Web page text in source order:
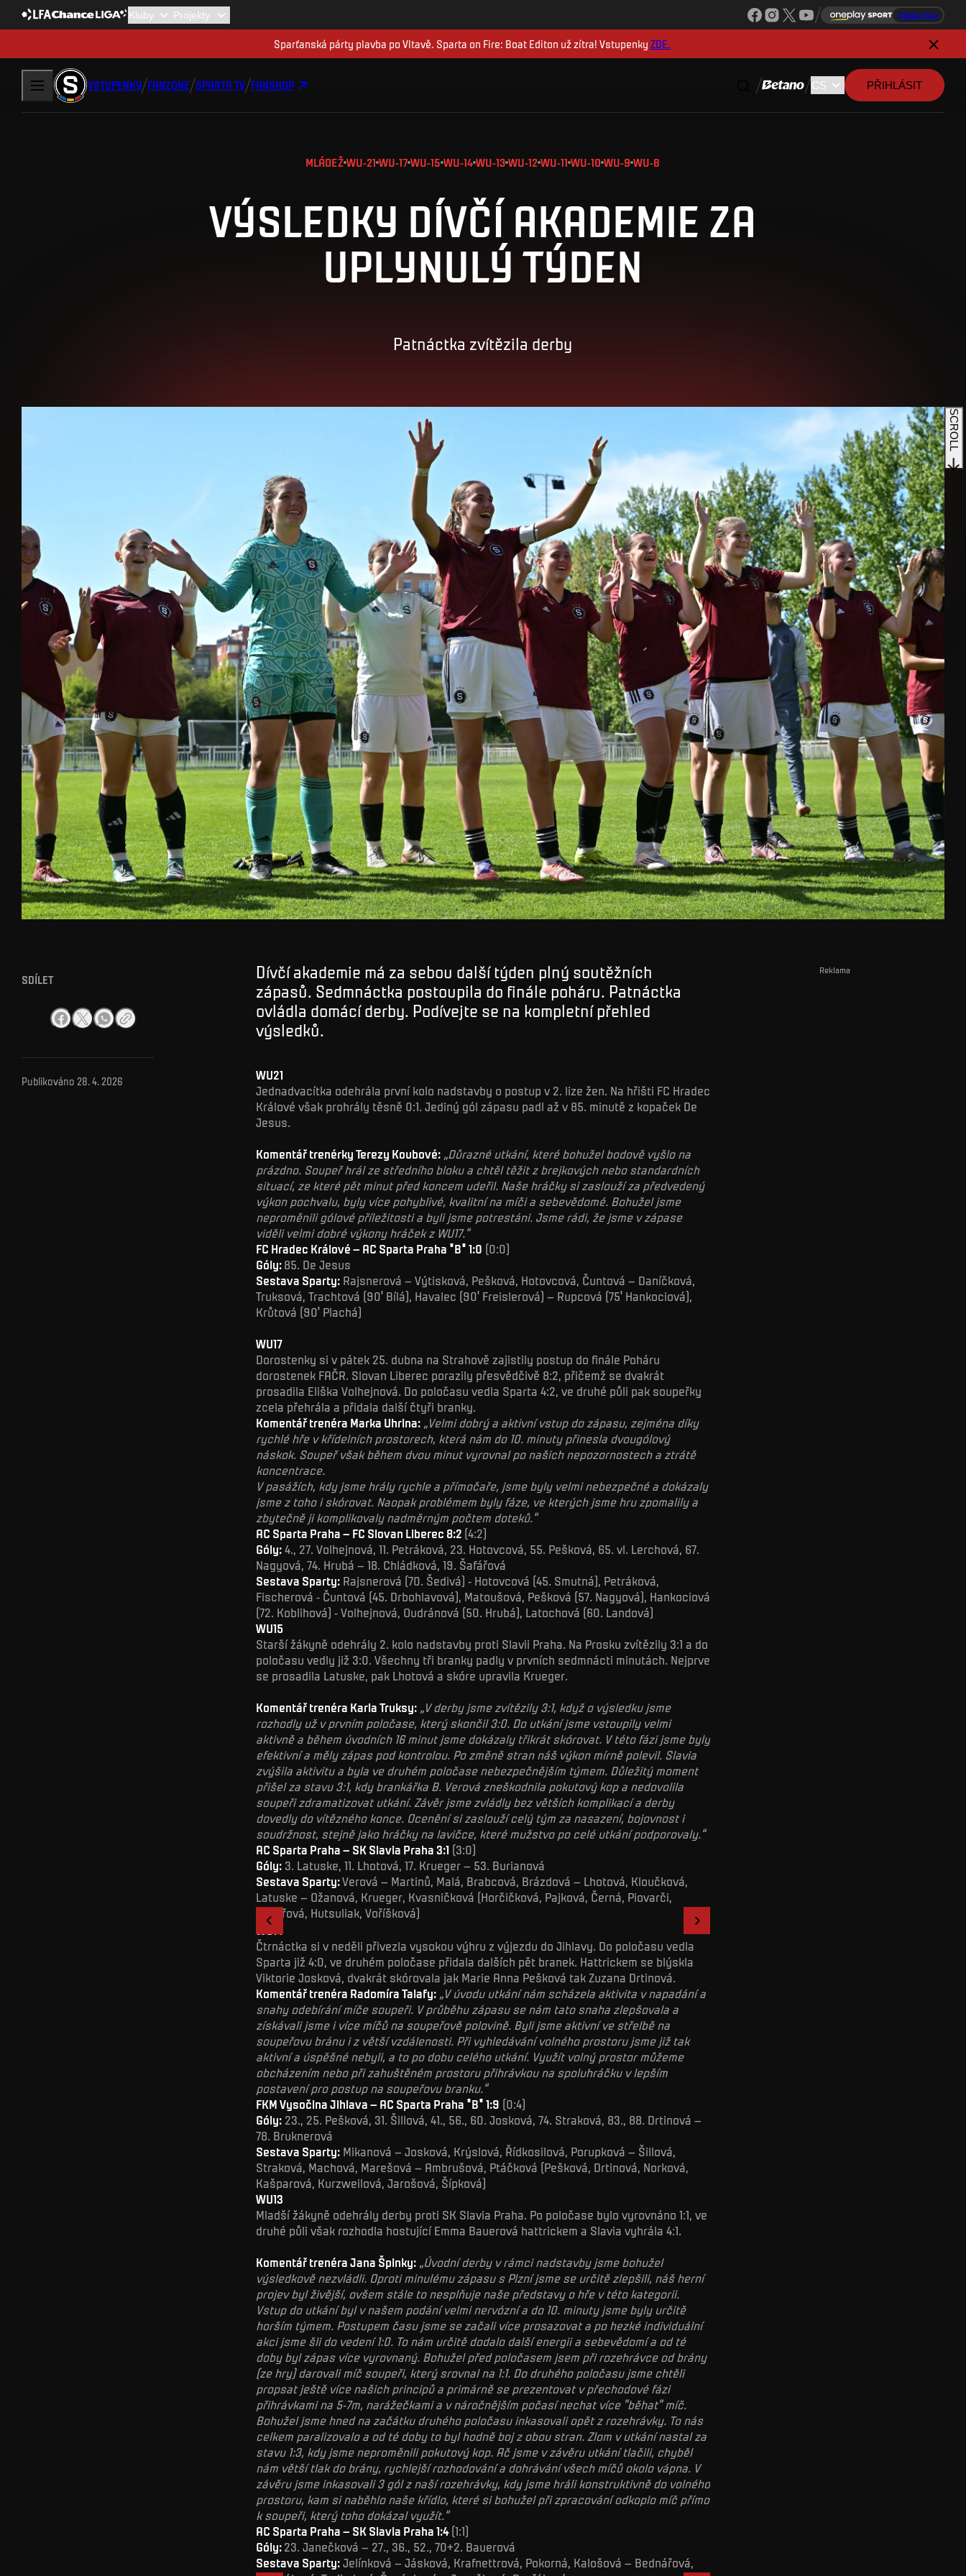
Sleduj ligu
Sparťanská párty plavba po Vltavě. Sparta on Fire: Boat Editon už zítra! Vstupenky ZDE.
VSTUPENKY FANZONE SPARTA TV FANSHOP PŘIHLÁSIT
MLÁDEŽ WU-21 WU-17 WU-15 WU-14 WU-13 WU-12 WU-11 WU-10 WU-9 WU-8
VÝSLEDKY DÍVČÍ AKADEMIE ZA
UPLYNULÝ TÝDEN
Patnáctka zvítězila derby
SCROLL
SDÍLET
Publikováno 28. 4. 2026
Dívčí akademie má za sebou další týden plný soutěžních
zápasů. Sedmnáctka postoupila do finále poháru. Patnáctka
ovládla domácí derby. Podívejte se na kompletní přehled
výsledků.
WU21
Jednadvacítka odehrála první kolo nadstavby o postup v 2. lize žen. Na hřišti FC Hradec
Králové však prohrály těsně 0:1. Jediný gól zápasu padl až v 85. minutě z kopaček De
Jesus.
Komentář trenérky Terezy Koubové: „Důrazné utkání, které bohužel bodově vyšlo na
prázdno. Soupeř hrál ze středního bloku a chtěl těžit z brejkových nebo standardních
situací, ze které pět minut před koncem udeřil. Naše hráčky si zaslouží za předvedený
výkon pochvalu, byly více pohyblivé, kvalitní na míči a sebevědomé. Bohužel jsme
neproměnili gólové příležitosti a byli jsme potrestáni. Jsme rádi, že jsme v zápase
viděli velmi dobré výkony hráček z WU17.“
FC Hradec Králové – AC Sparta Praha "B" 1:0 (0:0)
Góly: 85. De Jesus
Sestava Sparty: Rajsnerová – Výtisková, Pešková, Hotovcová, Čuntová – Daníčková,
Truksová, Trachtová (90' Bílá), Havalec (90' Freislerová) – Rupcová (75' Hankociová),
Krůtová (90' Plachá)
WU17
Dorostenky si v pátek 25. dubna na Strahově zajistily postup do finále Poháru
dorostenek FAČR. Slovan Liberec porazily přesvědčivě 8:2, přičemž se dvakrát
prosadila Eliška Volhejnová. Do poločasu vedla Sparta 4:2, ve druhé půli pak soupeřky
zcela přehrála a přidala další čtyři branky.
Komentář trenéra Marka Uhrina: „Velmi dobrý a aktivní vstup do zápasu, zejména díky
rychlé hře v křídelních prostorech, která nám do 10. minuty přinesla dvougólový
náskok. Soupeř však během dvou minut vyrovnal po našich nepozornostech a ztrátě
koncentrace.
V pasážích, kdy jsme hrály rychle a přímočaře, jsme byly velmi nebezpečné a dokázaly
jsme z toho i skórovat. Naopak problémem byly fáze, ve kterých jsme hru zpomalily a
zbytečně ji komplikovaly nadměrným počtem doteků.“
AC Sparta Praha – FC Slovan Liberec 8:2 (4:2)
Góly: 4., 27. Volhejnová, 11. Petráková, 23. Hotovcová, 55. Pešková, 65. vl. Lerchová, 67.
Nagyová, 74. Hrubá – 18. Chládková, 19. Šafářová
Sestava Sparty: Rajsnerová (70. Šedivá) - Hotovcová (45. Smutná), Petráková,
Fischerová - Čuntová (45. Drbohlavová), Matoušová, Pešková (57. Nagyová), Hankociová
(72. Koblihová) - Volhejnová, Oudránová (50. Hrubá), Latochová (60. Landová)
WU15
Starší žákyně odehrály 2. kolo nadstavby proti Slavii Praha. Na Prosku zvítězily 3:1 a do
poločasu vedly již 3:0. Všechny tři branky padly v prvních sedmnácti minutách. Nejprve
se prosadila Latuske, pak Lhotová a skóre upravila Krueger.
Komentář trenéra Karla Truksy: „V derby jsme zvítězily 3:1, když o výsledku jsme
rozhodly už v prvním poločase, který skončil 3:0. Do utkání jsme vstoupily velmi
aktivně a během úvodních 16 minut jsme dokázaly třikrát skórovat. V této fázi jsme byly
efektivní a měly zápas pod kontrolou. Po změně stran náš výkon mírně polevil. Slavia
zvýšila aktivitu a byla ve druhém poločase nebezpečnějším týmem. Důležitý moment
přišel za stavu 3:1, kdy brankářka B. Verová zneškodnila pokutový kop a nedovolila
soupeři zdramatizovat utkání. Závěr jsme zvládly bez větších komplikací a derby
dovedly do vítězného konce. Ocenění si zaslouží celý tým za nasazení, bojovnost i
soudržnost, stejně jako hráčky na lavičce, které mužstvo po celé utkání podporovaly.“
AC Sparta Praha – SK Slavia Praha 3:1 (3:0)
Góly: 3. Latuske, 11. Lhotová, 17. Krueger – 53. Burianová
Sestava Sparty:Verová – Martinů, Malá, Brabcová, Brázdová – Lhotová, Kloučková,
Latuske – Ožanová, Krueger, Kvasničková (Horčičková, Pajková, Černá, Piovarči,
Kovářová, Hutsuliak, Voříšková)
1/
WU14
Čtrnáctka si v neděli přivezla vysokou výhru z výjezdu do Jihlavy. Do poločasu vedla
Sparta již 4:0, ve druhém poločase přidala dalších pět branek. Hattrickem se blýskla
Viktorie Josková, dvakrát skórovala jak Marie Anna Pešková tak Zuzana Drtinová.
Komentář trenéra Radomíra Talafy: „V úvodu utkání nám scházela aktivita v napadání a
snahy odebírání míče soupeři. V průběhu zápasu se nám tato snaha zlepšovala a
získávali jsme i více míčů na soupeřově polovině. Byli jsme aktivní ve střelbě na
soupeřovu bránu i z větší vzdálenosti. Při vyhledávání volného prostoru jsme již tak
aktivní a úspěšné nebyli, a to po dobu celého utkání. Využít volný prostor můžeme
obcházením nebo při zahuštěném prostoru přihrávkou na spoluhráčku v lepším
postavení pro postup na soupeřovu branku.“
FKM Vysočina Jihlava – AC Sparta Praha "B" 1:9 (0:4)
Góly: 23., 25. Pešková, 31. Šillová, 41., 56., 60. Josková, 74. Straková, 83., 88. Drtinová –
78. Bruknerová
Sestava Sparty: Mikanová – Josková, Krýslová, Řídkosilová, Porupková – Šillová,
Straková, Machová, Marešová – Ambrušová, Ptáčková (Pešková, Drtinová, Norková,
Kašparová, Kurzweilová, Jarošová, Šípková)
WU13
Mladší žákyně odehrály derby proti SK Slavia Praha. Po poločase bylo vyrovnáno 1:1, ve
druhé půli však rozhodla hostující Emma Bauerová hattrickem a Slavia vyhrála 4:1.
Komentář trenéra Jana Špinky: „Úvodní derby v rámci nadstavby jsme bohužel
výsledkově nezvládli. Oproti minulému zápasu s Plzní jsme se určitě zlepšili, náš herní
projev byl živější, ovšem stále to nesplňuje naše představy o hře v této kategorii.
Vstup do utkání byl v našem podání velmi nervózní a do 10. minuty jsme byly určitě
horším týmem. Postupem času jsme se začali více prosazovat a po hezké individuální
akci jsme šli do vedení 1:0. To nám určitě dodalo další energii a sebevědomí a od té
doby byl zápas více vyrovnaný. Bohužel před poločasem jsem při rozehrávce od brány
(ze hry) darovali míč soupeři, který srovnal na 1:1. Do druhého poločasu jsme chtěli
propsat ještě více našich principů a primárně se prezentovat v přechodové fázi
přihrávkami na 5-7m, narážečkami a v náročnějším počasí nechat více "běhat" míč.
Bohužel jsme hned na začátku druhého poločasu inkasovali opět z rozehrávky. To nás
celkem paralizovalo a od té doby to byl hodně boj z obou stran. Zlom v utkání nastal za
stavu 1:3, kdy jsme neproměnili pokutový kop. Ač jsme v závěru utkání tlačili, chyběl
nám větší tlak do brány, rychlejší rozhodování a dohrávání všech míčů okolo vápna. V
závěru jsme inkasovali 3 gól z naší rozehrávky, kdy jsme hráli konstruktivně do volného
prostoru, kam si naběhlo naše křídlo, které si bohužel při zpracování odkoplo míč přímo
k soupeři, který toho dokázal využít.“
AC Sparta Praha – SK Slavia Praha 1:4 (1:1)
Góly: 23. Janečková – 27., 36., 52., 70+2. Bauerová
Sestava Sparty: Jelínková – Jásková, Krafnettrová, Pokorná, Kalošová – Bednářová,
Reklama